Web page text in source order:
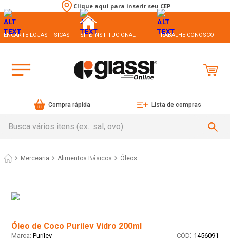
Clique aqui para inserir seu CEP
ENCARTE LOJAS FÍSICAS SITE INSTITUCIONAL TRABALHE CONOSCO
Compra rápida Lista de compras
Mercearia Alimentos Básicos Óleos
Óleo de Coco Purilev Vidro 200ml
Purilev : 1456091